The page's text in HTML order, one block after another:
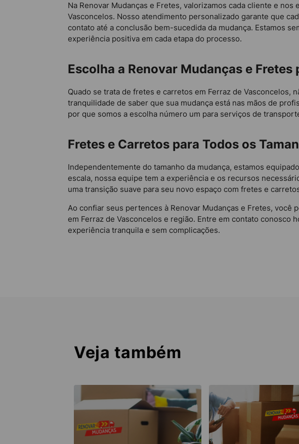
Na Renovar Mudanças e Fretes, valorizamos cada cliente e
Vasconcelos. Nosso atendimento personalizado garante que
contato até a conclusão bem-sucedida da mudança. Estamos
experiência positiva em cada etapa do processo.
Escolha a Renovar Mudanças e
Quado se trata de fretes e carretos em Ferraz de Vasconcelos,
tranquilidade de saber que sua mudança está nas mãos de
por que somos a escolha número um para serviços de
Fretes e Carretos para Todos os
Independentemente do tamanho da mudança, estamos
escala, nossa equipe tem a experiência e os recursos
uma transição suave para seu novo espaço com fretes e
Ao confiar seus pertences à Renovar Mudanças e Fretes,
em Ferraz de Vasconcelos e região. Entre em contato conosco
experiência tranquila e sem complicações.
Veja também